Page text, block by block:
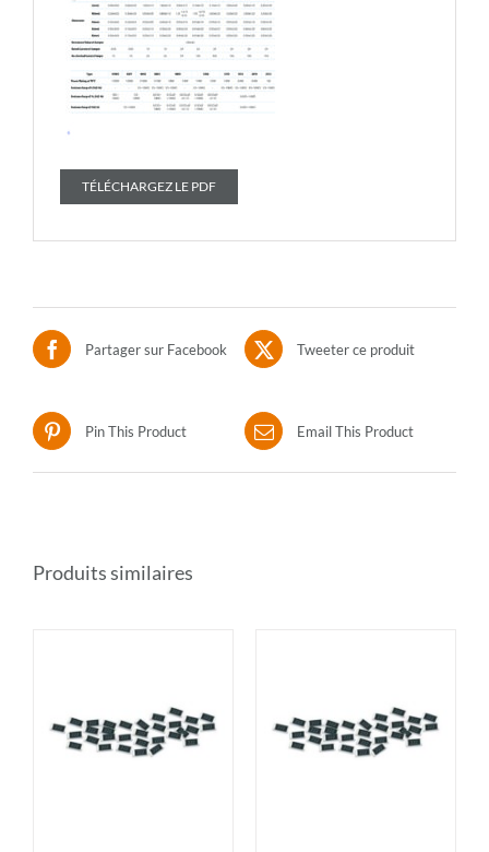
TÉLÉCHARGEZ LE PDF
Partager sur Facebook Tweeter ce produit
Pin This Product Email This Product
Produits similaires
AJOUTER AU PANIER
/
DÉTAILS